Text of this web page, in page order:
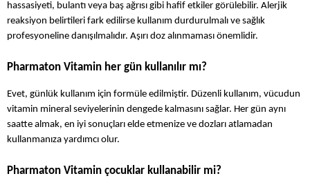
hassasiyeti, bulantı veya baş ağrısı gibi hafif etkiler görülebilir. Alerjik
reaksiyon belirtileri fark edilirse kullanım durdurulmalı ve sağlık
profesyoneline danışılmalıdır. Aşırı doz alınmaması önemlidir.
Pharmaton Vitamin her gün kullanılır mı?
Evet, günlük kullanım için formüle edilmiştir. Düzenli kullanım, vücudun
vitamin mineral seviyelerinin dengede kalmasını sağlar. Her gün aynı
saatte almak, en iyi sonuçları elde etmenize ve dozları atlamadan
kullanmanıza yardımcı olur.
Pharmaton Vitamin çocuklar kullanabilir mi?